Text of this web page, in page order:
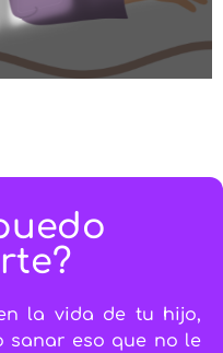
la vida de tu hijo,
sanar eso que no le